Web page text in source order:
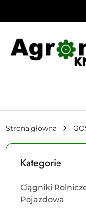
Strona główna
Kategorie
Ciągniki
Pojazdowa